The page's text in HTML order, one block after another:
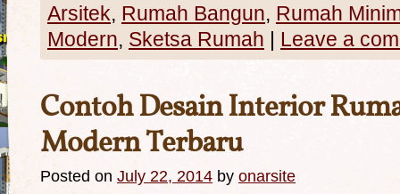
Arsitek, Rumah Bangun, Rumah
Modern, Sketsa Rumah | Leave a
Contoh Desain Interior
Modern Terbaru
Posted on July 22, 2014 by onarsite